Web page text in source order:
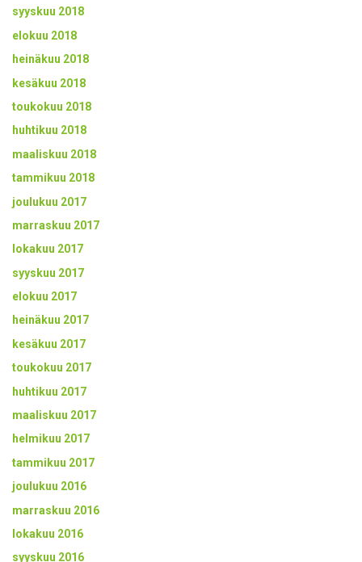
syyskuu 2018
elokuu 2018
heinäkuu 2018
kesäkuu 2018
toukokuu 2018
huhtikuu 2018
maaliskuu 2018
tammikuu 2018
joulukuu 2017
marraskuu 2017
lokakuu 2017
syyskuu 2017
elokuu 2017
heinäkuu 2017
kesäkuu 2017
toukokuu 2017
huhtikuu 2017
maaliskuu 2017
helmikuu 2017
tammikuu 2017
joulukuu 2016
marraskuu 2016
lokakuu 2016
syyskuu 2016